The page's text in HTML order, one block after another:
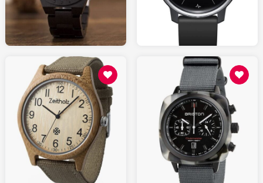
AMAZON.fr
AMAZON.fr
70.00
AMAZON.fr
330.00
AMAZON.fr